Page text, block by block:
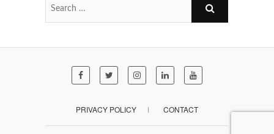
PRIVACY POLICY CONTACT